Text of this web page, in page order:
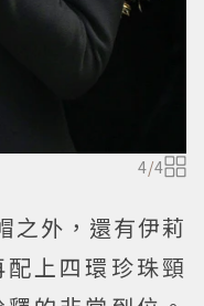
4/4
外，還有伊莉
上四環珍珠頸